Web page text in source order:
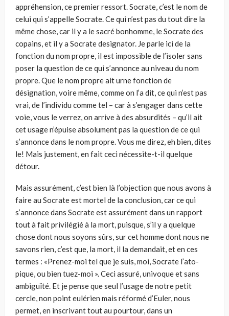
appréhension, ce premier res­sort. Socrate, c’est le nom de
celui qui s’appelle Socrate. Ce qui n’est pas du tout dire la
même chose, car il y a le sacré bonhomme, le Socrate des
copains, et il y a Socrate designator. Je parle ici de la
fonction du nom propre, il est impossible de l’isoler sans
poser la question de ce qui s’annonce au niveau du nom
propre. Que le nom propre ait urne fonction de
désignation, voire même, comme on l’a dit, ce qui n’est pas
vrai, de l’individu comme tel – car à s’engager dans cette
voie, vous le verrez, on arrive à des absurdités – qu’il ait
cet usage n’épuise absolument pas la question de ce qui
s’annonce dans le nom propre. Vous me direz, eh bien, dites
le! Mais justement, en fait ceci nécessite-t-il quelque
détour.
Mais assurément, c’est bien là l’objection que nous avons à
faire au Socrate est mortel de la conclusion, car ce qui
s’annonce dans Socrate est assurément dans un rapport
tout à fait privilégié à la mort, puisque, s’il y a quelque
chose dont nous soyons sûrs, sur cet homme dont nous ne
savons rien, c’est que, la mort, il la demandait, et en ces
termes : «Prenez-moi tel que je suis, moi, Socrate l’ato­
pique, ou bien tuez-moi ». Ceci assuré, univoque et sans
ambiguïté. Et je pense que seul l’usage de notre petit
cercle, non point eulérien mais réformé d’Euler, nous
permet, en inscrivant tout au pourtour, dans un